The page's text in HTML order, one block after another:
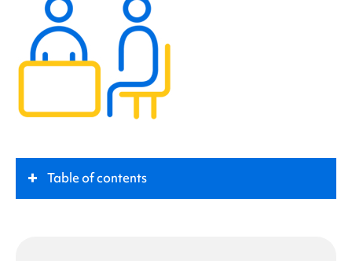
Table of contents